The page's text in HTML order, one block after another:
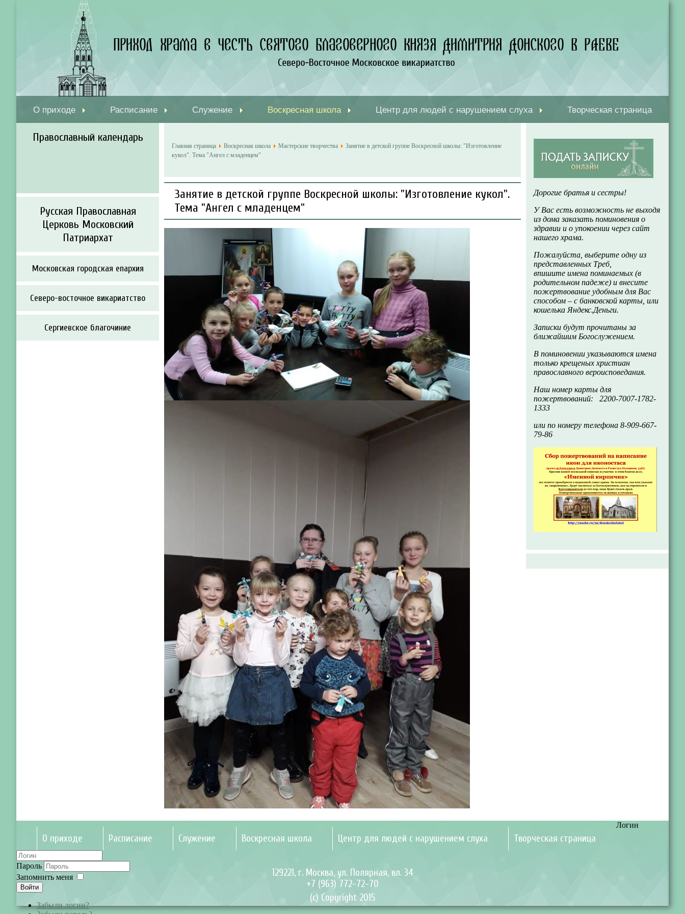
О приходе Расписание Служение Воскресная школа Центр для людей с нарушением слуха Творческая страница
Православный календарь
Русская Православная
Церковь Московский
Патриархат
Московская городская епархия
Северо-восточное викариатство
Сергиевское благочиние
Главная страница Воскресная школа Мастерские творчества
Занятие в детской группе Воскресной школы: "Изготовление
кукол". Тема "Ангел с младенцем"
Занятие в детской группе Воскресной школы: "Изготовление кукол".
Тема "Ангел с младенцем"
Дорогие братья и сестры!
У Вас есть возможность не выходя
из дома заказать поминовения о
здравии и о упокоении через сайт
нашего храма.
Пожалуйста, выберите одну из
представленных Треб,
впишите имена поминаемых (в
родительном падеже) и внесите
пожертвование удобным для Вас
способом – с банковской карты, или
кошелька Яндекс.Деньги.
Записки будут прочитаны за
ближайшим Богослужением.
В поминовении указываются имена
только крещеных христиан
православного вероисповедания.
Наш номер карты для
пожертвований: 2200-7007-1782-
1333
или по номеру телефона 8-909-667-
79-86
О приходе Расписание Служение Воскресная школа Центр для людей с нарушением слуха Творческая страница
Логин
Пароль
Запомнить меня
Войти
Забыли логин?
129221, г. Москва, ул. Полярная, вл. 34
+7 (963) 772-72-70
(с) Copyright 2015